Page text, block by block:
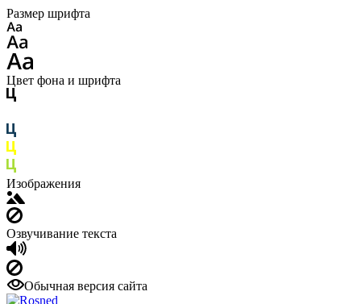
Размер шрифта
Цвет фона и шрифта
Изображения
Озвучивание текста
Обычная версия сайта